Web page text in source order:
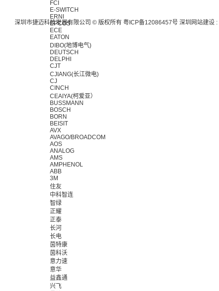
FCI
E-SWITCH
ERNI
EPCOS
ECE
EATON
DIBO(地博电气)
DEUTSCH
DELPHI
CJT
CJIANG(长江微电)
CJ
CINCH
CEAIYA(柯爱亚）
BUSSMANN
BOSCH
BORN
BEISIT
AVX
AVAGO/BROADCOM
AOS
ANALOG
AMS
AMPHENOL
ABB
3M
住友
中科智连
智绿
正耀
正泰
长河
长电
茵特康
茵科沃
意力速
意华
益鑫通
兴飞
深圳市捷迈科技发展有限公司 © 版权所有 粤ICP备12086457号 深圳网站建设 :